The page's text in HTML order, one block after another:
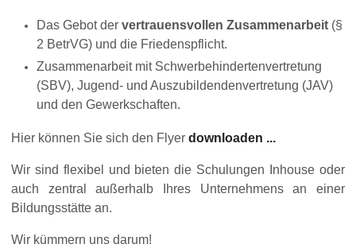
Das Gebot dervertrauensvollen Zusammenarbeit (§
2 BetrVG) und die Friedenspflicht.
Zusammenarbeit mit Schwerbehindertenvertretung
(SBV), Jugend- und Auszubildendenvertretung (JAV)
und den Gewerkschaften.
Hier können Sie sich den Flyerdownloaden ...
Wir sind flexibel und bieten die Schulungen Inhouse oder
auch zentral außerhalb Ihres Unternehmens an einer
Bildungsstätte an.
Wir kümmern uns darum!